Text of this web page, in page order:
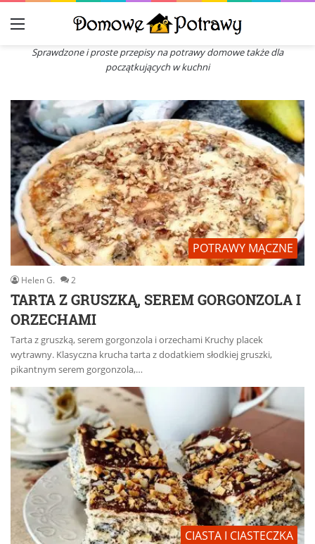
Menu
Sprawdzone i proste przepisy na potrawy domowe także dla
początkujących w kuchni
POTRAWY MĄCZNE
Helen G. 2
TARTA Z GRUSZKĄ, SEREM GORGONZOLA I
ORZECHAMI
Tarta z gruszką, serem gorgonzola i orzechami Kruchy placek
wytrawny. Klasyczna krucha tarta z dodatkiem słodkiej gruszki,
pikantnym serem gorgonzola,…
CIASTA I CIASTECZKA